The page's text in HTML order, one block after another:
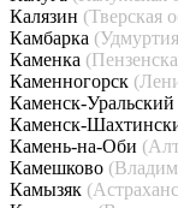
Калязин (Тверская
Камбарка
Каменка
Каменногорск
Каменск-Уральский
Каменск-
Камень-на-Оби
Камешково
Камызяк